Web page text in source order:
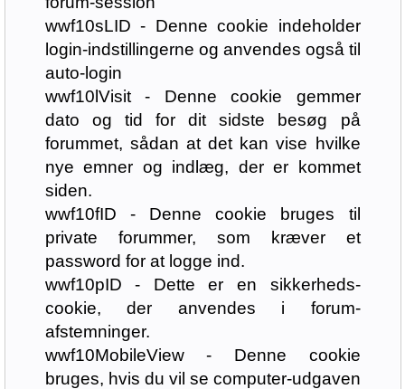
wwf10sLID - Denne cookie indeholder
login-indstillingerne og anvendes også til
auto-login
wwf10lVisit - Denne cookie gemmer
dato og tid for dit sidste besøg på
forummet, sådan at det kan vise hvilke
nye emner og indlæg, der er kommet
siden.
wwf10fID - Denne cookie bruges til
private forummer, som kræver et
password for at logge ind.
wwf10pID - Dette er en sikkerheds-
cookie, der anvendes i forum-
afstemninger.
wwf10MobileView - Denne cookie
bruges, hvis du vil se computer-udgaven